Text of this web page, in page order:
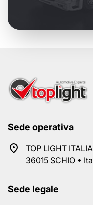
Sede operativa
TOP LIGHT
36015 SCHIO •
Sede legale